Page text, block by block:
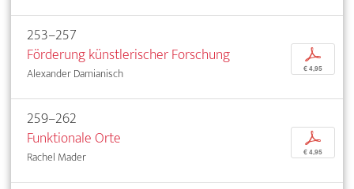
253–257
Förderung künstlerischer Forschung
Alexander Damianisch
p
€ 4,95
259–262
Funktionale Orte
Rachel Mader
p
€ 4,95